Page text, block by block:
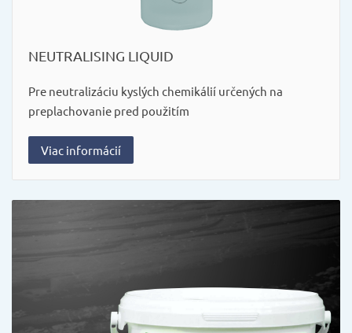
NEUTRALISING LIQUID
Pre neutralizáciu kyslých chemikálií určených na
preplachovanie pred použitím
Viac informácií